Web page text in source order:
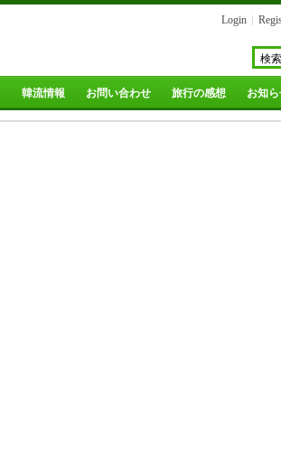
Login
韓流情報 お問い合わせ 旅行の感想 お知